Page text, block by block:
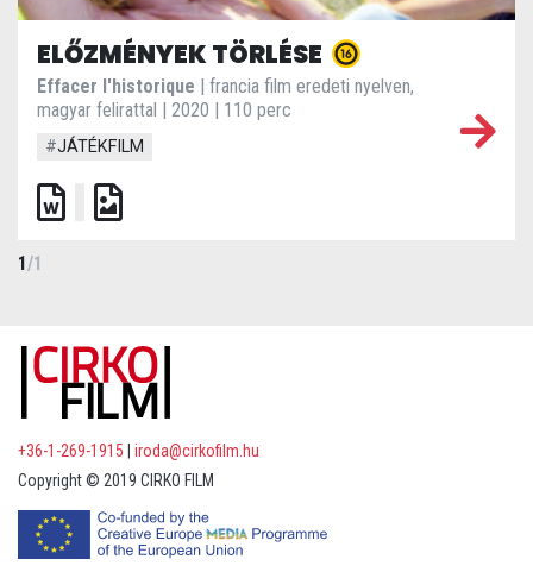
ELŐZMÉNYEK TÖRLÉSE
Effacer l'historique | francia film eredeti nyelven,
magyar felirattal | 2020 | 110 perc
#JÁTÉKFILM
1/1
+36-1-269-1915
iroda@cirkofilm.hu
Copyright © 2019 CIRKO FILM